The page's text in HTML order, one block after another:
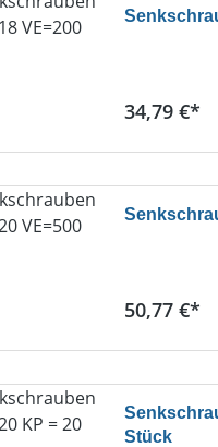
34,79 €*
50,77 €*
Stück